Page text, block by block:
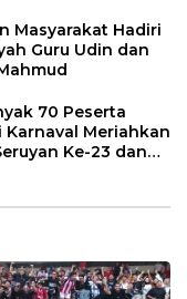
Masyarakat Hadiri
Guru Udin dan
70 Peserta
Karnaval Meriahkan
Ke-23 dan